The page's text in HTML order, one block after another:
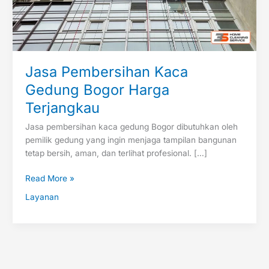
Jasa Pembersihan Kaca
Gedung Bogor Harga
Terjangkau
Jasa pembersihan kaca gedung Bogor dibutuhkan oleh
pemilik gedung yang ingin menjaga tampilan bangunan
tetap bersih, aman, dan terlihat profesional. […]
Read More »
Layanan